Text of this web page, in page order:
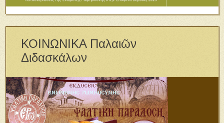
ΚΟΙΝΩΝΙΚΑ Παλαιῶν
Διδασκάλων